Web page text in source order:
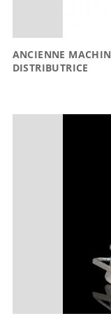
ANCIENNE
DISTRIBUTRICE